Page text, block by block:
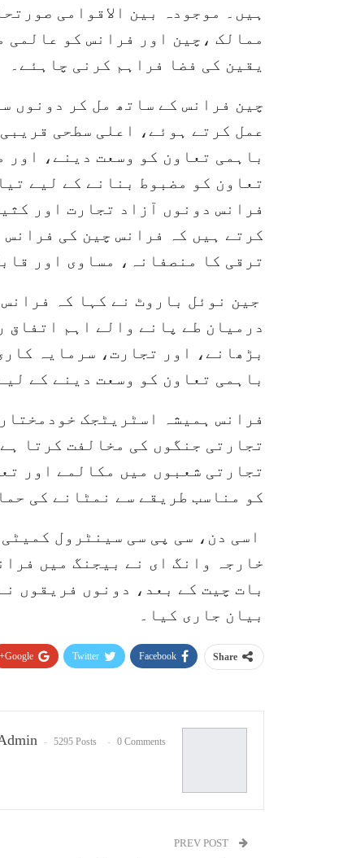
ہیں۔ موجودہ بین الاقوامی
ممالک ،چین اور فرانس کو عالمی
یقین کی فضا فراہم کرنی چاہئے۔
چین فرانس کے ساتھ مل کر دونوں
عمل کرتے ہوئے، اعلی سطحی
باہمی تعاون کو وسعت دینے، اور
تعاون کو مضبوط بنانے کے لیے
فرانس دونوں آزاد تجارت اور
کرتے ہیں کہ فرانس چین کی
ترقی کا منصفانہ، مساوی اور
جین نوئل باروٹ نے کہا کہ
درمیان طے پانے والے اہم
بڑھانے، اور تجارت، سرمایہ
باہمی تعاون کو وسعت دینے کے
فرانس ہمیشہ اسٹریٹجک
تجارتی جنگوں کی مخالفت کرتا
تجارتی شعبوں میں مکالمے اور
کو مناسب طریقے سے نمٹانے کی
اسی دن، سی پی سی سینٹرول
خارجہ وانگ ای نے بیجنگ میں
بات چیت کے بعد، دونوں فریقوں
بیان جاری کیا۔
Share
Facebook
Twitter
Google+
5295 Posts 0 Comments